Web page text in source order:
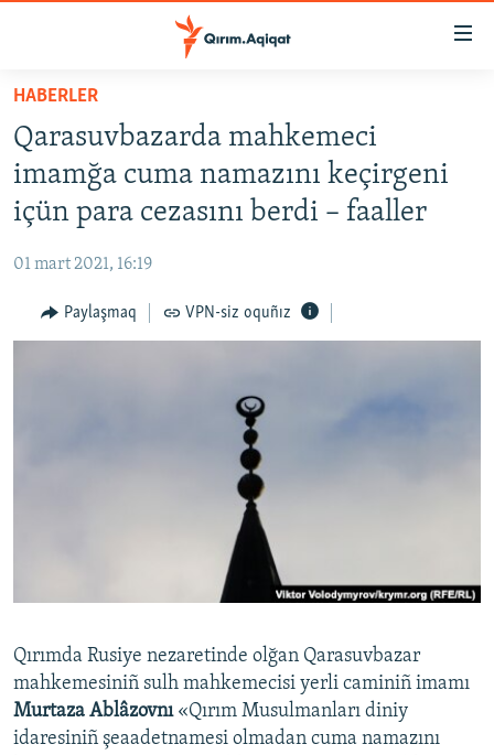
Esas
qaytmaq
Baş
navigatsiyağa
qaytmaq
Qıdıruvğa
SİYASET
İQTİSADİYAT
MEDENİYET
İNSAN AQLARI
RFE/RS bütün saytları
HABERLER
Qarasuvbazarda mahkemeci
imamğa cuma namazını keçirgeni
içün para cezasını berdi – faaller
01 mart 2021, 16:19
Paylaşmaq VPN-siz oquñız
Qırımda Rusiye nezaretinde olğan Qarasuvbazar
mahkemesiniñ sulh mahkemecisi yerli caminiñ imamı
Murtaza Ablâzovnı«Qırım Musulmanları diniy
idaresiniñ şeaadetnamesi olmadan cuma namazını